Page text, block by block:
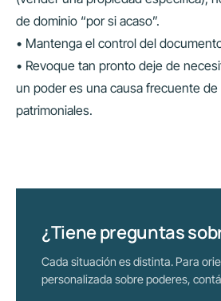
de dominio “por si acaso”.
• Mantenga el control del
• Revoque tan pronto deje de
un poder es una causa frecuente
patrimoniales.
¿Tiene preguntas
Cada situación es distinta. Para
personalizada sobre poderes,